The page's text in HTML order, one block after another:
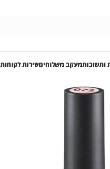
ותשובותמעקב משלוחיםשירות לקוחות